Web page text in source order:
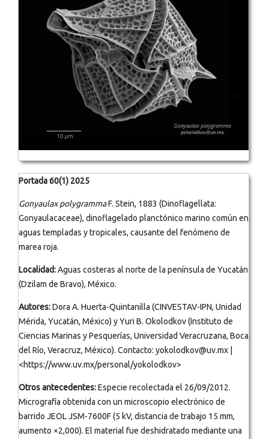
Portada 60(1) 2025
Gonyaulax polygrammaF. Stein, 1883 (Dinoflagellata:
Gonyaulacaceae), dinoflagelado planctónico marino común en
aguas templadas y tropicales, causante del fenómeno de
marea roja.
Localidad:Aguas costeras al norte de la península de Yucatán
(Dzilam de Bravo), México.
Autores:Dora A. Huerta-Quintanilla (CINVESTAV-IPN, Unidad
Mérida, Yucatán, México) y Yuri B. Okolodkov (Instituto de
Ciencias Marinas y Pesquerías, Universidad Veracruzana, Boca
del Río, Veracruz, México). Contacto: yokolodkov@uv.mx |
<https://www.uv.mx/personal/yokolodkov>
Otros antecedentes:Especie recolectada el 26/09/2012.
Micrografía obtenida con un microscopio electrónico de
barrido JEOL JSM-7600F (5 kV, distancia de trabajo 15 mm,
aumento ×2,000). El material fue deshidratado mediante una